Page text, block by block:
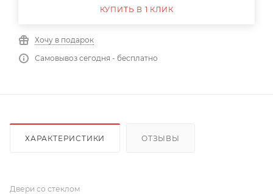
КУПИТЬ В 1 КЛИК
Хочу в подарок
Самовывоз сегодня - бесплатно
ХАРАКТЕРИСТИКИ ОТЗЫВЫ
Двери со стеклом